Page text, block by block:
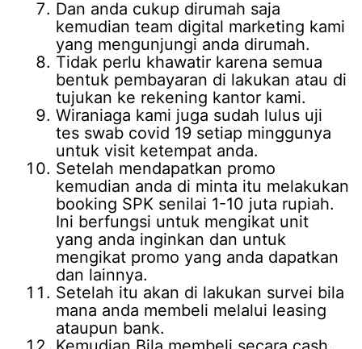
Dan anda cukup dirumah saja
kemudian team digital marketing kami
yang mengunjungi anda dirumah.
Tidak perlu khawatir karena semua
bentuk pembayaran di lakukan atau di
tujukan ke rekening kantor kami.
Wiraniaga kami juga sudah lulus uji
tes swab covid 19 setiap minggunya
untuk visit ketempat anda.
Setelah mendapatkan promo
kemudian anda di minta itu melakukan
booking SPK senilai 1-10 juta rupiah.
Ini berfungsi untuk mengikat unit
yang anda inginkan dan untuk
mengikat promo yang anda dapatkan
dan lainnya.
Setelah itu akan di lakukan survei bila
mana anda membeli melalui leasing
ataupun bank.